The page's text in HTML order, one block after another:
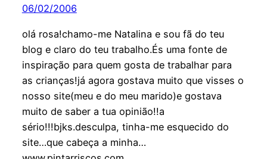
06/02/2006
olá rosa!chamo-me Natalina e sou fã do teu
blog e claro do teu trabalho.És uma fonte de
inspiração para quem gosta de trabalhar para
as crianças!já agora gostava muito que visses o
nosso site(meu e do meu marido)e gostava
muito de saber a tua opinião!!a
sério!!!bjks.desculpa, tinha-me esquecido do
site…que cabeça a minha…